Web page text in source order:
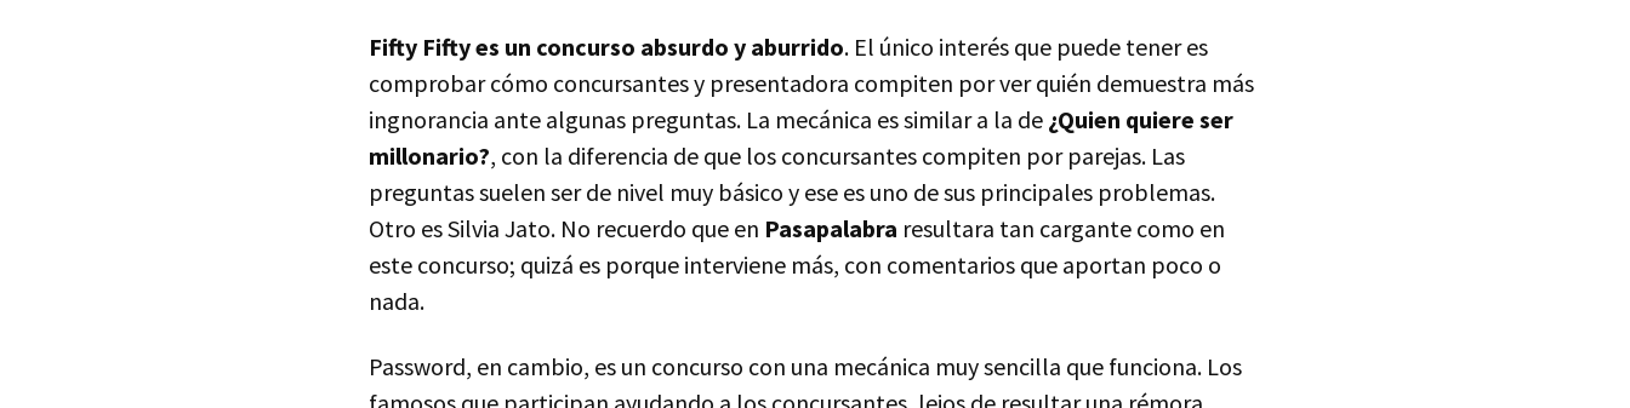
Fifty Fifty es un concurso absurdo y aburrido. El único interés que puede tener es
comprobar cómo concursantes y presentadora compiten por ver quién demuestra más
ingnorancia ante algunas preguntas. La mecánica es similar a la de ¿Quien quiere ser
millonario?, con la diferencia de que los concursantes compiten por parejas. Las
preguntas suelen ser de nivel muy básico y ese es uno de sus principales problemas.
Otro es Silvia Jato. No recuerdo que en Pasapalabra resultara tan cargante como en
este concurso; quizá es porque interviene más, con comentarios que aportan poco o
nada.
Password, en cambio, es un concurso con una mecánica muy sencilla que funciona. Los